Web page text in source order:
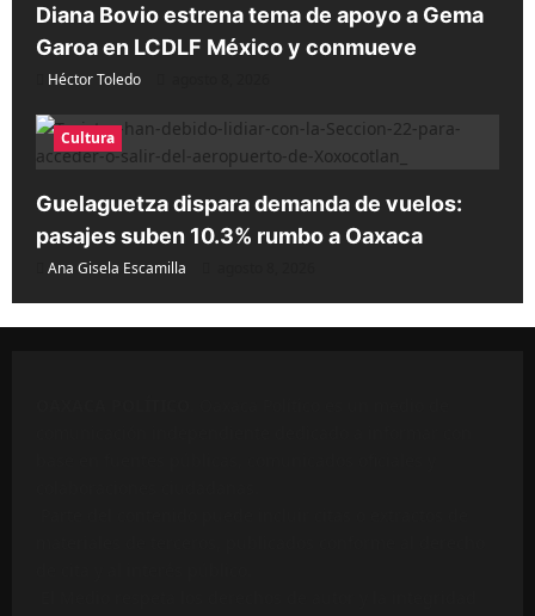
Diana Bovio estrena tema de apoyo a Gema
Garoa en LCDLF México y conmueve
Héctor Toledo
Cultura
Guelaguetza dispara demanda de vuelos:
pasajes suben 10.3% rumbo a Oaxaca
Ana Gisela Escamilla